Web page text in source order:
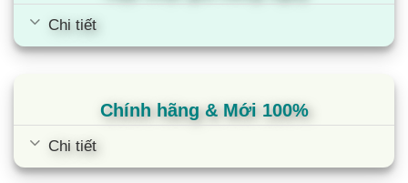
Chi tiết
Chính hãng & Mới 100%
Chi tiết